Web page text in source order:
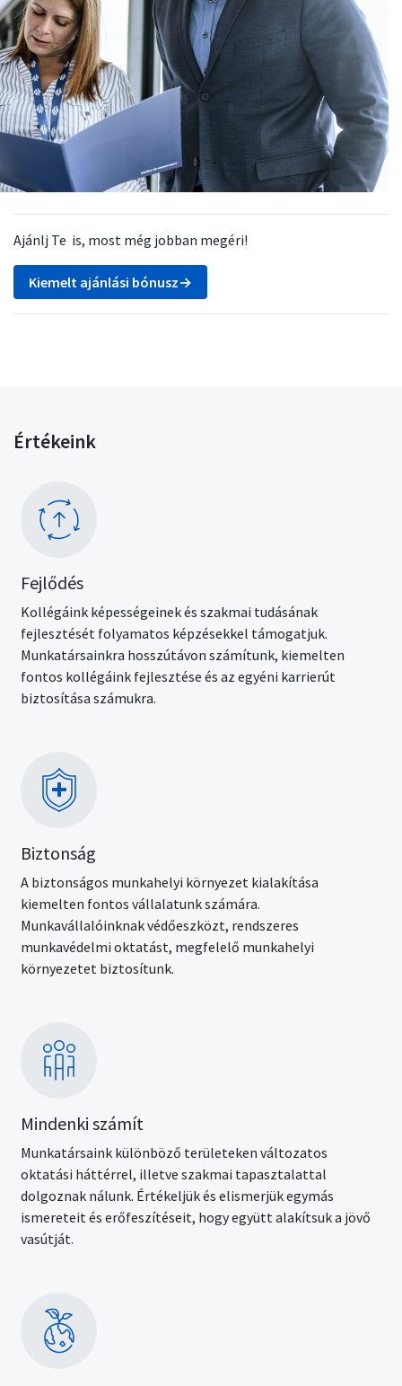
Ajánlj Te is, most még jobban megéri!
Kiemelt ajánlási bónusz→
Értékeink
Fejlődés
Kollégáink képességeinek és szakmai tudásának
fejlesztését folyamatos képzésekkel támogatjuk.
Munkatársainkra hosszútávon számítunk, kiemelten
fontos kollégáink fejlesztése és az egyéni karrierút
biztosítása számukra.
Biztonság
A biztonságos munkahelyi környezet kialakítása
kiemelten fontos vállalatunk számára.
Munkavállalóinknak védőeszközt, rendszeres
munkavédelmi oktatást, megfelelő munkahelyi
környezetet biztosítunk.
Mindenki számít
Munkatársaink különböző területeken változatos
oktatási háttérrel, illetve szakmai tapasztalattal
dolgoznak nálunk. Értékeljük és elismerjük egymás
ismereteit és erőfeszítéseit, hogy együtt alakítsuk a jövő
vasútját.